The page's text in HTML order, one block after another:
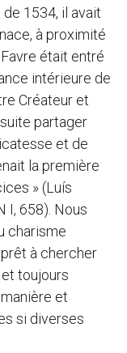
de 1534, il avait
à proximité
était entré
intérieure de
Créateur et
partager
et de
la première
» (Luís
I, 658). Nous
charisme
à chercher
toujours
et
si diverses